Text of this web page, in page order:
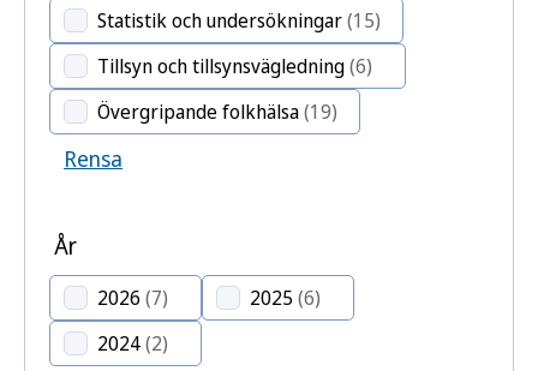
Statistik och undersökningar(15)
Tillsyn och tillsynsvägledning(6)
Övergripande folkhälsa(19)
Rensa
År
2026 (7) 2025 (6)
2024(2)